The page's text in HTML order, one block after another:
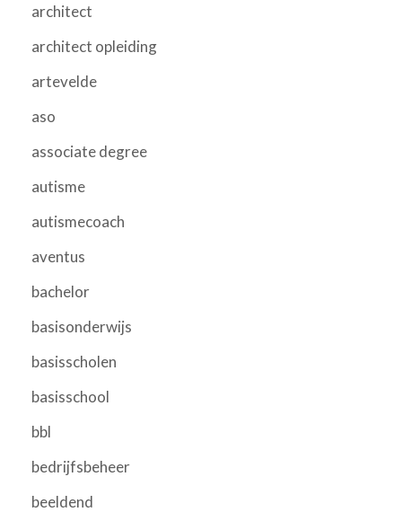
architect
architect opleiding
artevelde
aso
associate degree
autisme
autismecoach
aventus
bachelor
basisonderwijs
basisscholen
basisschool
bbl
bedrijfsbeheer
beeldend